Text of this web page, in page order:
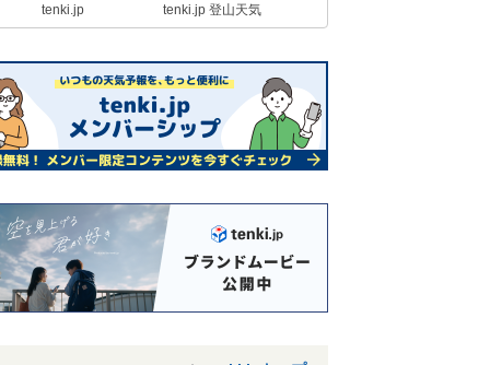
tenki.jp tenki.jp 登山天気